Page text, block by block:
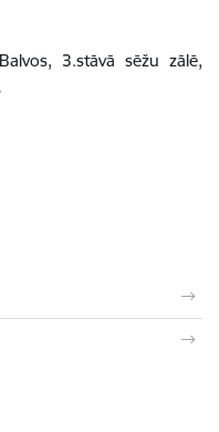
3.stāvā sēžu zālē,